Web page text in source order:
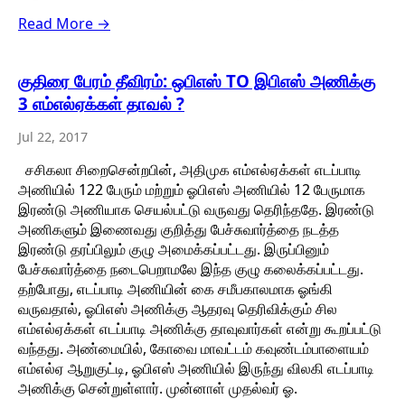
Read More →
குதிரை பேரம் தீவிரம்: ஒபிஎஸ் TO இபிஎஸ் அணிக்கு
3 எம்எல்ஏக்கள் தாவல் ?
Jul 22, 2017
சசிகலா சிறைசென்றபின், அதிமுக எம்எல்ஏக்கள் எடப்பாடி
அணியில் 122 பேரும் மற்றும் ஓபிஎஸ் அணியில் 12 பேருமாக
இரண்டு அணியாக செயல்பட்டு வருவது தெரிந்ததே. இரண்டு
அணிகளும் இணைவது குறித்து பேச்சுவார்த்தை நடத்த
இரண்டு தரப்பிலும் குழு அமைக்கப்பட்டது. இருப்பினும்
பேச்சுவார்த்தை நடைபெறாமலே இந்த குழு கலைக்கப்பட்டது.
தற்போது, எடப்பாடி அணியின் கை சமீபகாலமாக ஓங்கி
வருவதால், ஓபிஎஸ் அணிக்கு ஆதரவு தெரிவிக்கும் சில
எம்எல்ஏக்கள் எடப்பாடி அணிக்கு தாவுவார்கள் என்று கூறப்பட்டு
வந்தது. அண்மையில், கோவை மாவட்டம் கவுண்டம்பாளையம்
எம்எல்ஏ ஆறுகுட்டி, ஓபிஎஸ் அணியில் இருந்து விலகி எடப்பாடி
அணிக்கு சென்றுள்ளார். முன்னாள் முதல்வர் ஓ.